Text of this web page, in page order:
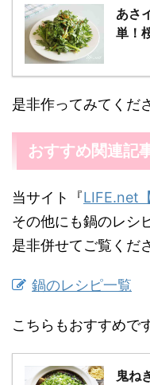
あさ
単！
是非作ってみてくだ
おすすめ関連記
当サイト『LIFE.net
その他にも鍋のレシ
是非併せてご覧くだ
鍋のレシピ一覧
こちらもおすすめで
鬼ね